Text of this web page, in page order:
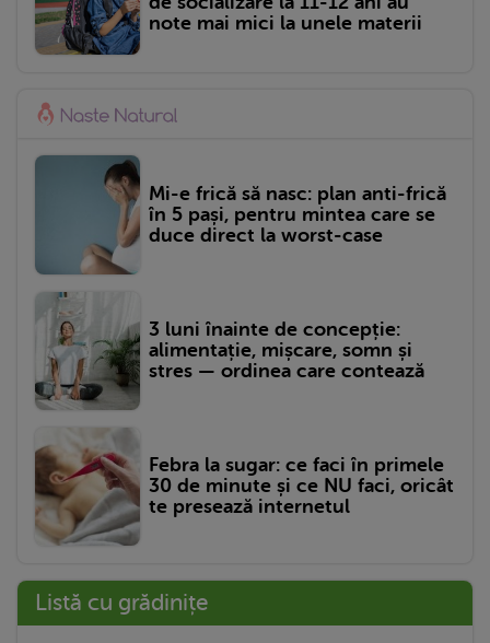
note mai mici la unele materii
Mi-e frică să nasc: plan anti-frică
în 5 pași, pentru mintea care se
duce direct la worst-case
3 luni înainte de concepție:
alimentație, mișcare, somn și
stres — ordinea care contează
Febra la sugar: ce faci în primele
30 de minute și ce NU faci, oricât
te presează internetul
Listă cu grădinițe